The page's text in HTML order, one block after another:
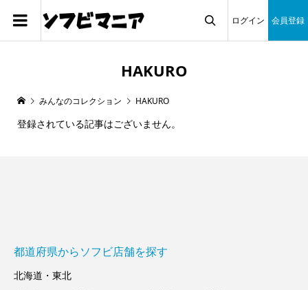
ログイン 会員登録
HAKURO
みんなのコレクション HAKURO
登録されている記事はございません。
都道府県からソフビ店舗を探す
北海道・東北